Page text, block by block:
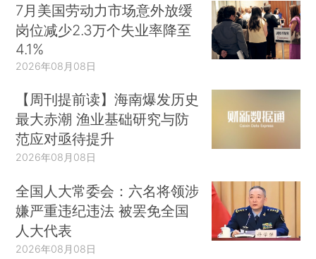
7月美国劳动力市场意外放缓
岗位减少2.3万个失业率降至
4.1%
2026年08月08日
【周刊提前读】海南爆发历史
最大赤潮 渔业基础研究与防
范应对亟待提升
2026年08月08日
全国人大常委会：六名将领涉
嫌严重违纪违法 被罢免全国
人大代表
2026年08月08日